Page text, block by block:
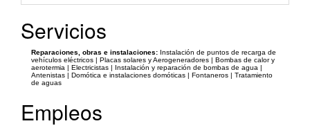
Servicios
Reparaciones, obras e instalaciones: Instalación de puntos de recarga de
vehículos eléctricos | Placas solares y Aerogeneradores | Bombas de calor y
aerotermia | Electricistas | Instalación y reparación de bombas de agua |
Antenistas | Domótica e instalaciones domóticas | Fontaneros | Tratamiento
de aguas
Empleos